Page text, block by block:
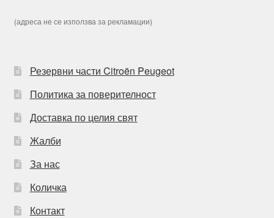
(адреса не се използва за рекламации)
Резервни части Citroën Peugeot
Политика за поверителност
Доставка по целия свят
Жалби
За нас
Количка
Контакт